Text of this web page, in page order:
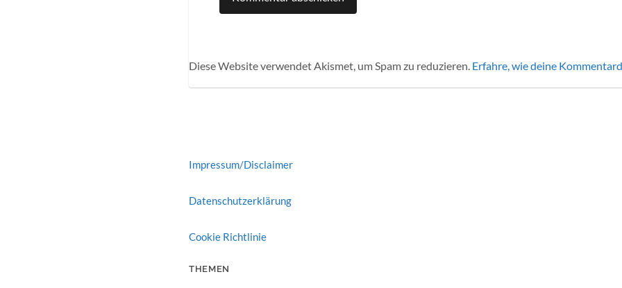
Diese Website verwendet Akismet, um Spam zu reduzieren. Erfahre, wie deine
Impressum/Disclaimer
Datenschutzerklärung
Cookie Richtlinie
THEMEN